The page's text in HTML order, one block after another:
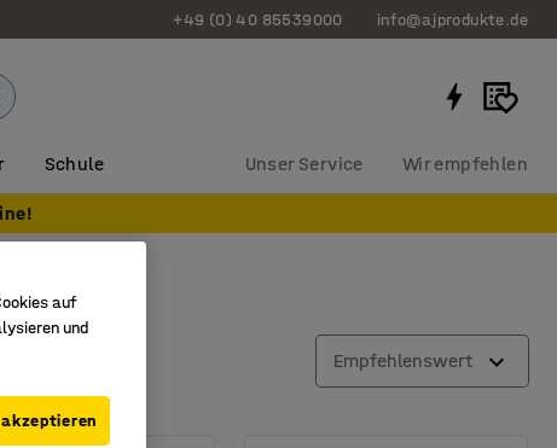
+49 (0) 40 85539000 info@ajprodukte.de
Schule Unser Service Wir empfehlen
Empfehlenswert
auf
und